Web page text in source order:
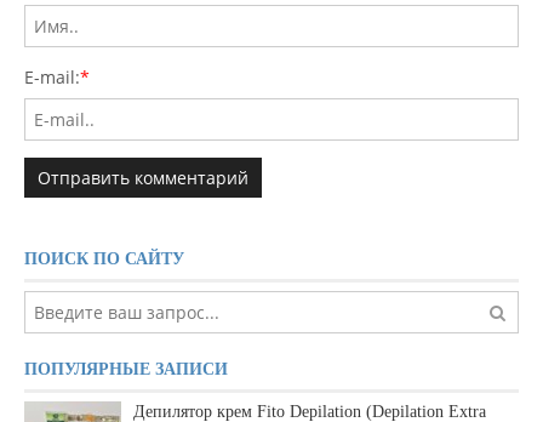
E-mail:*
ПОИСК ПО САЙТУ
ПОПУЛЯРНЫЕ ЗАПИСИ
Депилятор крем Fito Depilation (Depilation Extra